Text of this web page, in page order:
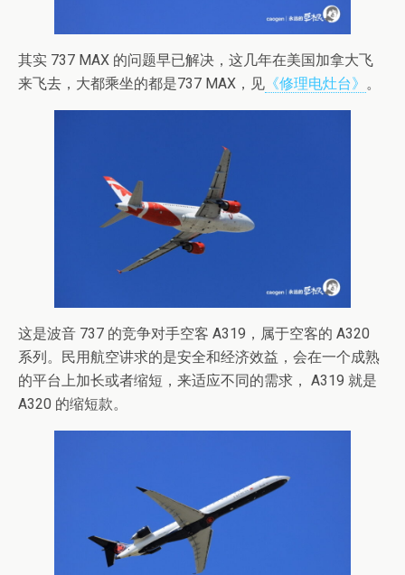
其实 737 MAX 的问题早已解决，这几年在美国加拿大飞
来飞去，大都乘坐的都是737 MAX，见 《修理电灶台》 。
这是波音 737 的竞争对手空客 A319，属于空客的 A320
系列。民用航空讲求的是安全和经济效益，会在一个成熟
的平台上加长或者缩短，来适应不同的需求， A319 就是
A320 的缩短款。